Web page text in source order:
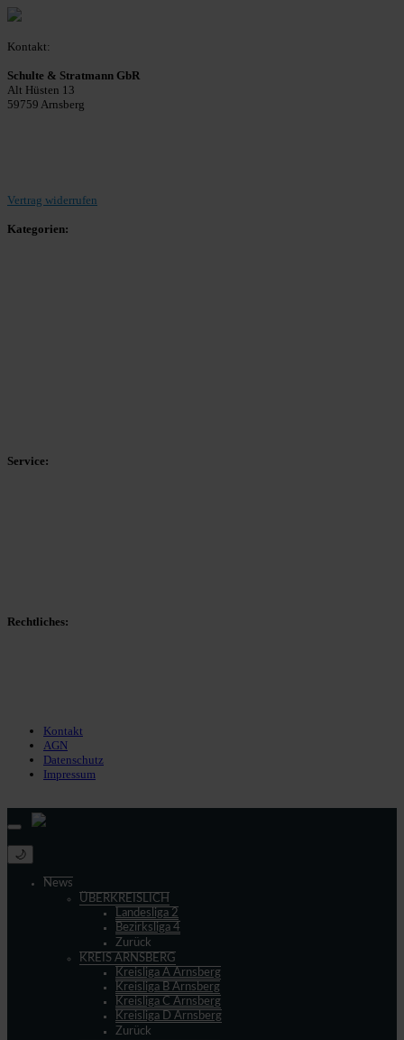
Kontakt:
Schulte & Stratmann GbR
Alt Hüsten 13
59759 Arnsberg
Vertrag widerrufen
Kategorien:
Service:
Rechtliches:
Kontakt
AGN
Datenschutz
Impressum
🌙
News
ÜBERKREISLICH
Landesliga 2
Bezirksliga 4
Zurück
KREIS ARNSBERG
Kreisliga A Arnsberg
Kreisliga B Arnsberg
Kreisliga C Arnsberg
Kreisliga D Arnsberg
Zurück